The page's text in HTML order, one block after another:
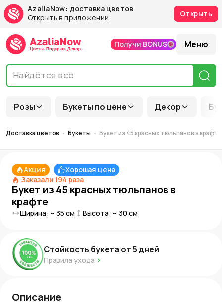
AzaliaNow: доставка цветов
Открыть в приложении
Открыть
Розы Букеты по цене Декор
Получи BONUS Меню
Доставка цветов Букеты Букет из 45 красных тюльпанов в крафте
Акция
Хорошая цена
Заказали 194 раза
Букет из 45 красных тюльпанов в
крафте
Ширина: ~ 35 см Высота: ~ 30 см
Стойкость букета от5 дней
Правила ухода
Описание